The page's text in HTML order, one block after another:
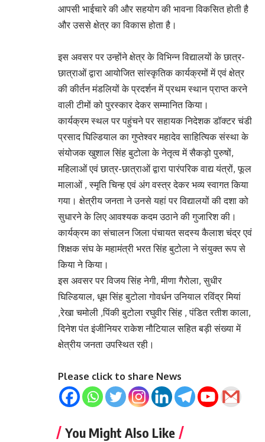
आपसी भाईचारे की और सहयोग की भावना विकसित होती है
और उससे क्षेत्र का विकास होता है।
इस अवसर पर उन्होंने क्षेत्र के विभिन्न विद्यालयों के छात्र-
छात्राओं द्वारा आयोजित सांस्कृतिक कार्यक्रमों में एवं क्षेत्र
की कीर्तन मंडलियों के प्रदर्शन में प्रथम स्थान प्राप्त करने
वाली टीमों को पुरस्कार देकर सम्मानित किया।
कार्यक्रम स्थल पर पहुंचने पर सहायक निदेशक डॉक्टर चंडी
प्रसाद घिल्डियाल का गुप्तेश्वर महादेव साहित्यिक संस्था के
संयोजक खुशाल सिंह बुटोला के नेतृत्व में सैकड़ो पुरुषों,
महिलाओं एवं छात्र-छात्राओं द्वारा पारंपरिक वाद्य यंत्रों, फूल
मालाओं , स्मृति चिन्ह एवं अंग वस्त्र देकर भव्य स्वागत किया
गया। क्षेत्रीय जनता ने उनसे यहां पर विद्यालयों की दशा को
सुधारने के लिए आवश्यक कदम उठाने की गुजारिश की।
कार्यक्रम का संचालन जिला पंचायत सदस्य कैलाश चंद्र एवं
शिक्षक संघ के महामंत्री भरत सिंह बुटोला ने संयुक्त रूप से
किया ने किया।
इस अवसर पर विजय सिंह नेगी, मीणा गैरोला, सुधीर
घिल्डियाल, धूम सिंह बुटोला गोवर्धन उनियाल रविंद्र मियां
,रेखा चमोली ,पिंकी बुटोला रघुवीर सिंह , पंडित रतीश काला,
दिनेश पंत इंजीनियर राकेश नौटियाल सहित बड़ी संख्या में
क्षेत्रीय जनता उपस्थित रही।
Please click to share News
You Might Also Like